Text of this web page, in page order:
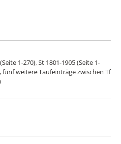
1-270), St 1801-1905 (Seite 1-
fünf weitere Taufeinträge zwischen Tf